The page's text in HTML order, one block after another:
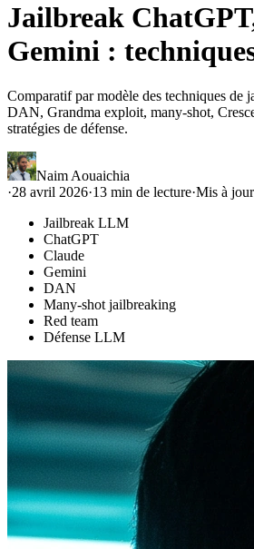
Jailbreak
Gemini :
Comparatif par modèle des techniques de
DAN, Grandma exploit, many-shot,
stratégies de défense.
Naim Aouaichia
·28 avril 2026·13 min de lecture·Mis à
Jailbreak LLM
ChatGPT
Claude
Gemini
DAN
Many-shot jailbreaking
Red team
Défense LLM